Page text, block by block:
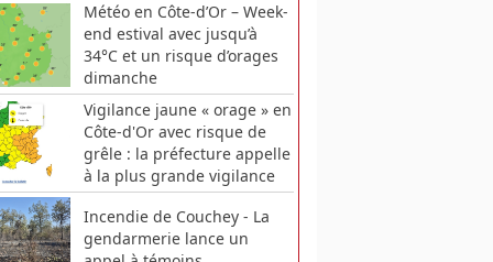
Météo en Côte-d’Or – Week-
end estival avec jusqu’à
34°C et un risque d’orages
dimanche
Vigilance jaune « orage » en
Côte-d'Or avec risque de
grêle : la préfecture appelle
à la plus grande vigilance
Incendie de Couchey - La
gendarmerie lance un